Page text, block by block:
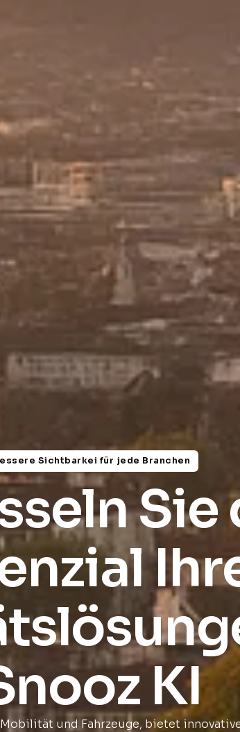
Sichtbarkei für jede Branchen
Sie
KI
und Fahrzeuge, bietet